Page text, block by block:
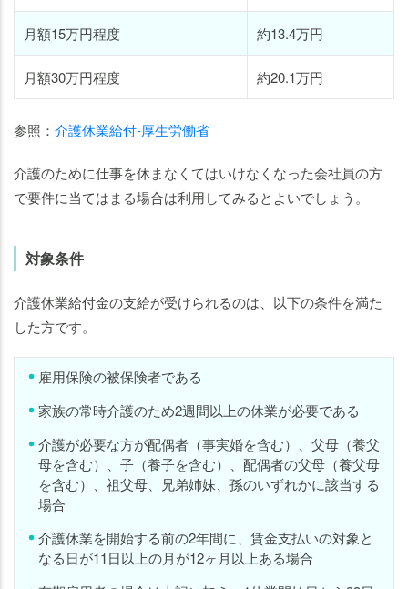
月額15万円程度 約13.4万円
月額30万円程度 約20.1万円
参照： 介護休業給付-厚生労働省
介護のために仕事を休まなくてはいけなくなった会社員の方
で要件に当てはまる場合は利用してみるとよいでしょう。
対象条件
介護休業給付金の支給が受けられるのは、以下の条件を満た
した方です。
雇用保険の被保険者である
家族の常時介護のため2週間以上の休業が必要である
介護が必要な方が配偶者（事実婚を含む）、父母（養父
母を含む）、子（養子を含む）、配偶者の父母（養父母
を含む）、祖父母、兄弟姉妹、孫のいずれかに該当する
場合
介護休業を開始する前の2年間に、賃金支払いの対象と
なる日が11日以上の月が12ヶ月以上ある場合